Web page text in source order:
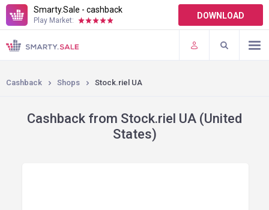
Smarty.Sale - cashback
Play Market: DOWNLOAD
TERMS OF USE
PLUGINS
Cashback Shops Stock.riel UA
Cashback from Stock.riel UA (United
States)